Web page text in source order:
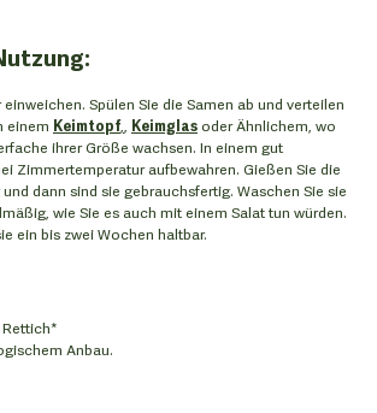
Spülen Sie die Samen ab und verteilen
einem Keimtopf, Keimglasoder Ähnlichem, wo
ihrer Größe wachsen. In einem gut
Zimmertemperatur aufbewahren. Gießen Sie die
dann sind sie gebrauchsfertig. Waschen Sie sie
wie Sie es auch mit einem Salat tun würden.
ein bis zwei Wochen haltbar.
Anbau.